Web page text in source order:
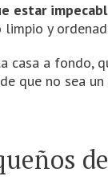
estar
y
casa a fondo,
que no sea